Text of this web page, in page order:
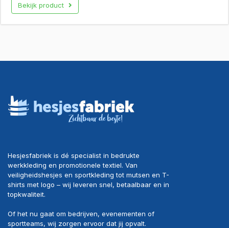
Bekijk product
Hesjesfabriek is dé specialist in bedrukte
werkkleding en promotionele textiel. Van
veiligheidshesjes en sportkleding tot mutsen en T-
shirts met logo – wij leveren snel, betaalbaar en in
topkwaliteit.
Of het nu gaat om bedrijven, evenementen of
sportteams, wij zorgen ervoor dat jij opvalt.